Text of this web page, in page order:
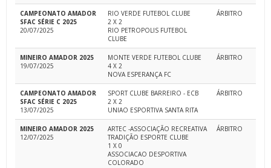
CAMPEONATO AMADOR
SFAC SÉRIE C 2025
20/07/2025
RIO VERDE FUTEBOL CLUBE
2 X 2
RIO PETROPOLIS FUTEBOL
CLUBE
ÁRBITRO
MINEIRO AMADOR 2025
19/07/2025
MONTE VERDE FUTEBOL CLUBE
4 X 2
NOVA ESPERANÇA FC
ÁRBITRO
CAMPEONATO AMADOR
SFAC SÉRIE C 2025
13/07/2025
SPORT CLUBE BARREIRO - ECB
2 X 2
UNIAO ESPORTIVA SANTA RITA
ÁRBITRO
MINEIRO AMADOR 2025
12/07/2025
ARTEC -ASSOCIAÇÃO RECREATIVA
TRADIÇÃO ESPORTE CLUBE
1 X 0
ASSOCIACAO DESPORTIVA
COLORADO
ÁRBITRO